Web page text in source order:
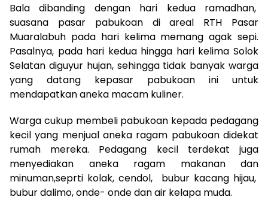
Bala dibanding dengan hari kedua ramadhan,
suasana pasar pabukoan di areal RTH Pasar
Muaralabuh pada hari kelima memang agak sepi.
Pasalnya, pada hari kedua hingga hari kelima Solok
Selatan diguyur hujan, sehingga tidak banyak warga
yang datang kepasar pabukoan ini untuk
mendapatkan aneka macam kuliner.
Warga cukup membeli pabukoan kepada pedagang
kecil yang menjual aneka ragam pabukoan didekat
rumah mereka. Pedagang kecil terdekat juga
menyediakan aneka ragam makanan dan
minuman,seprti kolak, cendol, bubur kacang hijau,
bubur dalimo, onde- onde dan air kelapa muda.